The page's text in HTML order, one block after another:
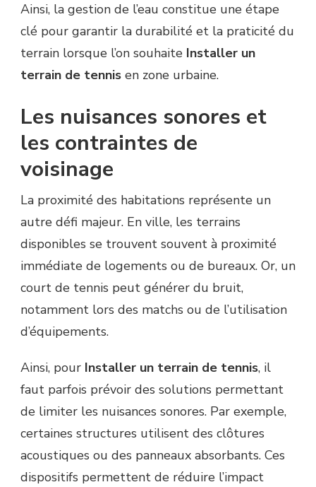
Ainsi, la gestion de l’eau constitue une étape
clé pour garantir la durabilité et la praticité du
terrain lorsque l’on souhaite Installer un
terrain de tennis en zone urbaine.
Les nuisances sonores et
les contraintes de
voisinage
La proximité des habitations représente un
autre défi majeur. En ville, les terrains
disponibles se trouvent souvent à proximité
immédiate de logements ou de bureaux. Or, un
court de tennis peut générer du bruit,
notamment lors des matchs ou de l’utilisation
d’équipements.
Ainsi, pour Installer un terrain de tennis, il
faut parfois prévoir des solutions permettant
de limiter les nuisances sonores. Par exemple,
certaines structures utilisent des clôtures
acoustiques ou des panneaux absorbants. Ces
dispositifs permettent de réduire l’impact